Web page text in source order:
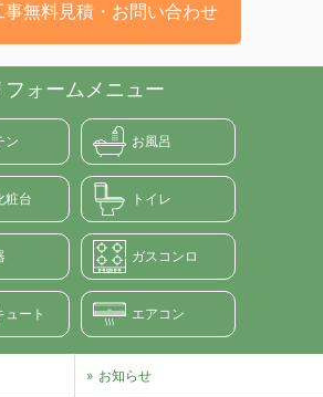
事無料見積・お問い合わせ
フォームメニュー
ン お風呂
粧台 トイレ
ガスコンロ
ュート エアコン
お知らせ